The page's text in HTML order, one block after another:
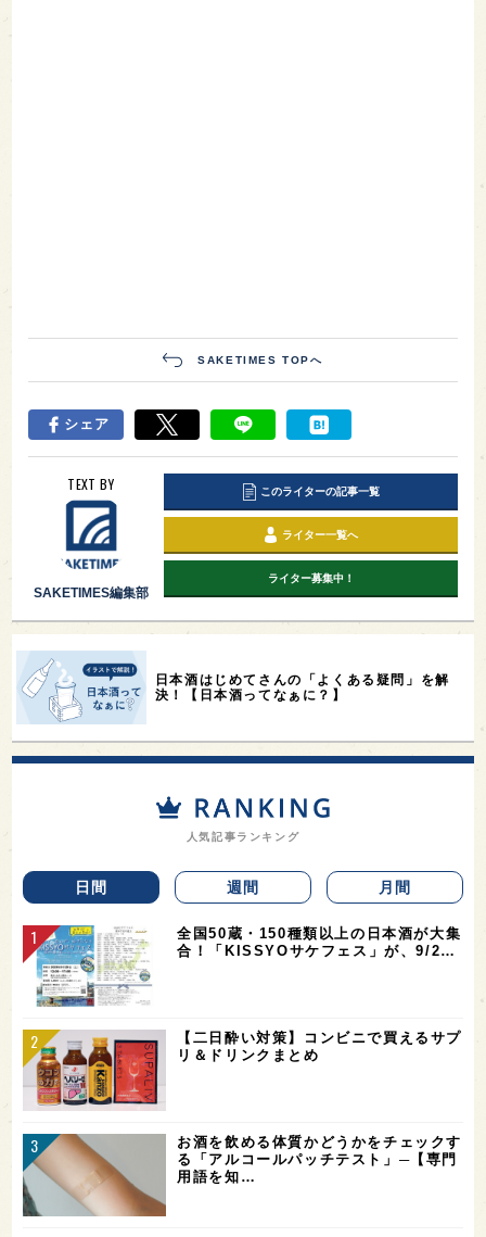
SAKETIMES TOPへ
シェア
TEXT BY
SAKETIMES編集部
このライターの記事一覧
ライター一覧へ
ライター募集中！
日本酒はじめてさんの「よくある疑問」を解
決！【日本酒ってなぁに？】
人気記事ランキング
日間 週間 月間
全国50蔵・150種類以上の日本酒が大集
合！「KISSYOサケフェス」が、9/2…
【二日酔い対策】コンビニで買えるサプ
リ＆ドリンクまとめ
お酒を飲める体質かどうかをチェックす
る「アルコールパッチテスト」─【専門
用語を知…